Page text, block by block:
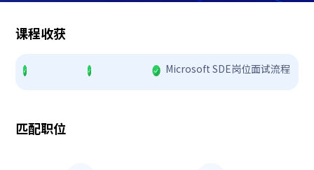
课程收获
Microsoft SDE岗位面试流程
匹配职位